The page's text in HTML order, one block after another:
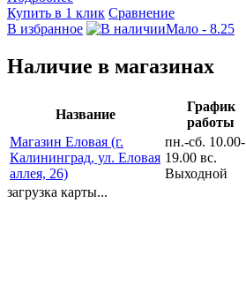
Купить в 1 клик Сравнение
В избранное
Мало - 8.25
Наличие в магазинах
Название
График
работы
Магазин Еловая (г.
Калининград, ул. Еловая
аллея, 26)
пн.-сб. 10.00-
19.00 вс.
Выходной
загрузка карты...